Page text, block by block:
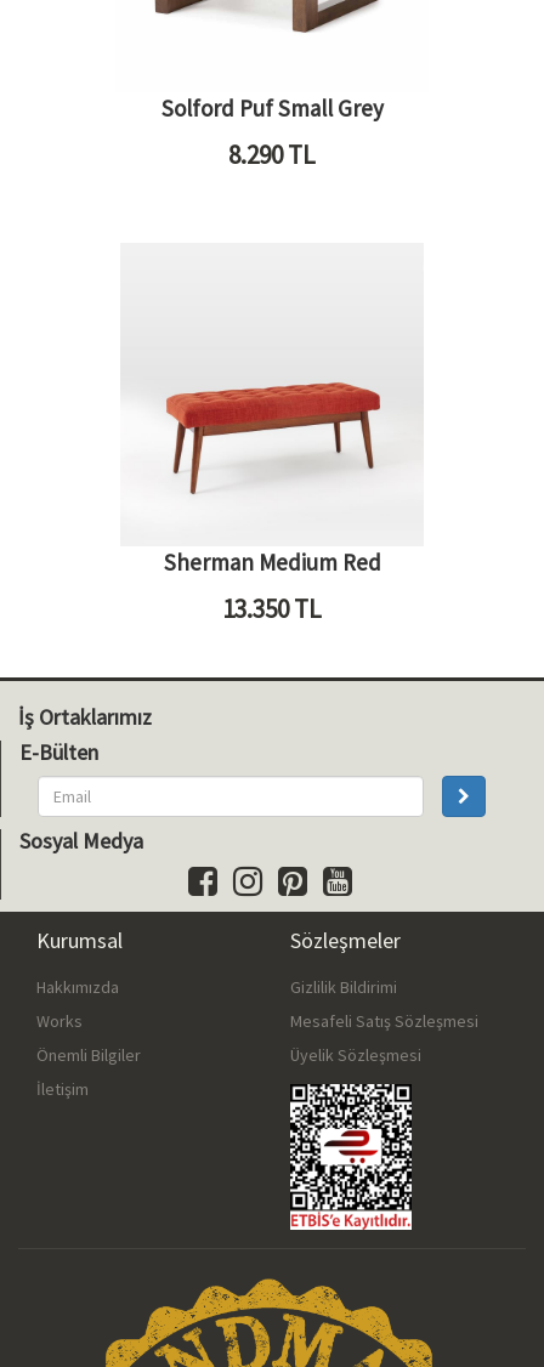
Solford Puf Small Grey
8.290TL
Sherman Medium Red
13.350TL
İş Ortaklarımız
E-Bülten
Sosyal Medya
Kurumsal
Hakkımızda
Works
Önemli Bilgiler
İletişim
Sözleşmeler
Gizlilik Bildirimi
Mesafeli Satış Sözleşmesi
Üyelik Sözleşmesi